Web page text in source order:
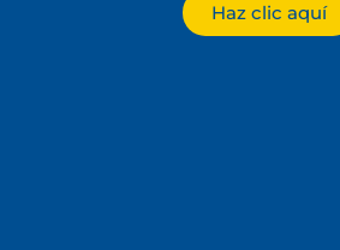
Haz clic aquí